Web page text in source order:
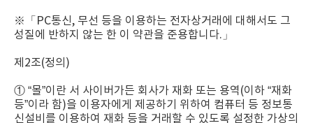
※「PC통신, 무선 등을 이용하는 전자상거래에 대해서도 그
성질에 반하지 않는 한 이 약관을 준용합니다.」
제2조(정의)
① “몰”이란 서 사이버가든 회사가 재화 또는 용역(이하 “재화
등”이라 함)을 이용자에게 제공하기 위하여 컴퓨터 등 정보통
신설비를 이용하여 재화 등을 거래할 수 있도록 설정한 가상의